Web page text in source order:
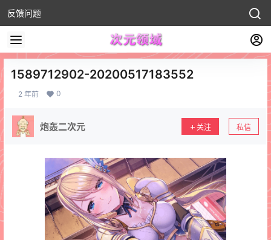
反馈问题
1589712902-20200517183552
2 年前 0
炮轰二次元 关注 私信